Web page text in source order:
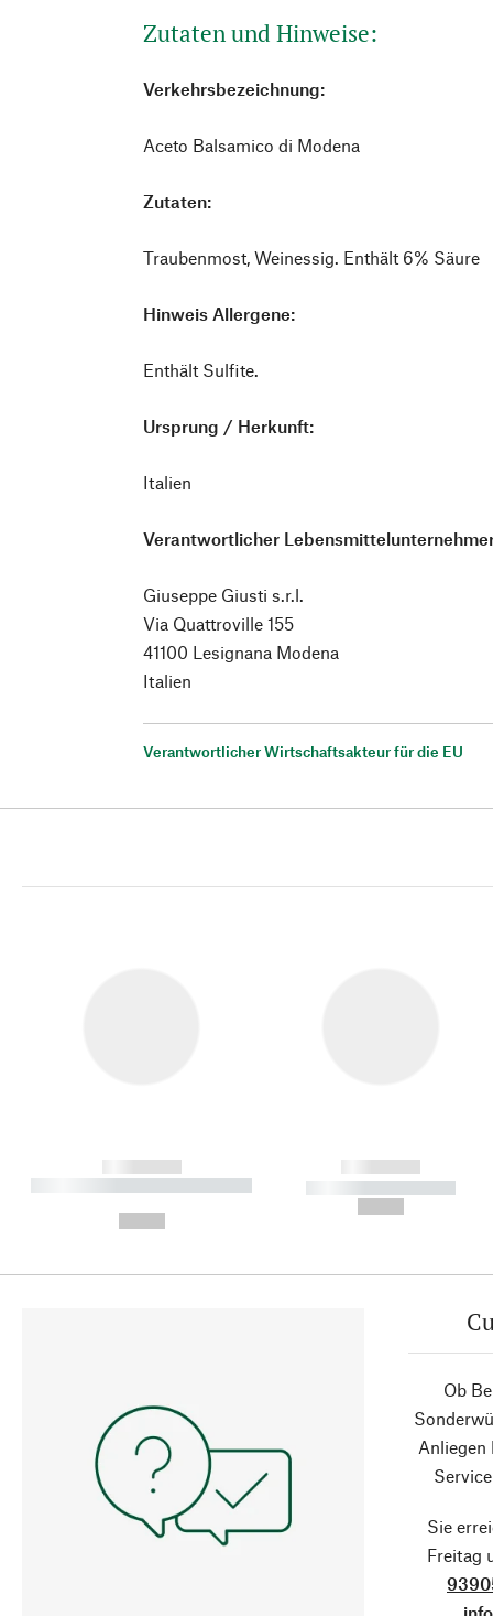
Zutaten und Hinweise:
Verkehrsbezeichnung:
Aceto Balsamico di Modena
Zutaten:
Traubenmost, Weinessig. Enthält 6% Säure
Hinweis Allergene:
Enthält Sulfite.
Ursprung / Herkunft:
Italien
Verantwortlicher
Giuseppe Giusti s.r.l.
Via Quattroville 155
41100 Lesignana Modena
Italien
Verantwortlicher Wirtschaftsakteur für die EU
------------
----------- ----------- ----------
------------
----------- -----------
Ob
Anliegen
Sie
Freitag